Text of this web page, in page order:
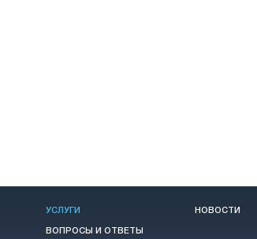
УСЛУГИ НОВОСТИ
ВОПРОСЫ И ОТВЕТЫ